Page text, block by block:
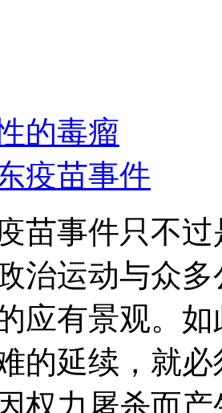
的毒瘤
疫苗事件
苗事件只不
治运动与众
应有景观。
的延续，就
权力屠杀而